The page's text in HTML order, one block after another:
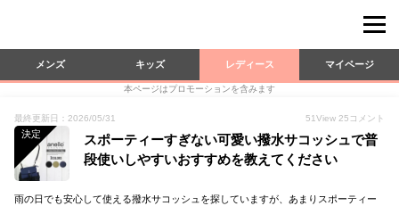
メンズ キッズ レディース マイページ
本ページはプロモーションを含みます
最終更新日：2026/05/31 51View 25 コメント
決定
スポーティーすぎない可愛い撥水サコッシュで普
段使いしやすいおすすめを教えてください
雨の日でも安心して使える撥水サコッシュを探していますが、あまりスポーティー